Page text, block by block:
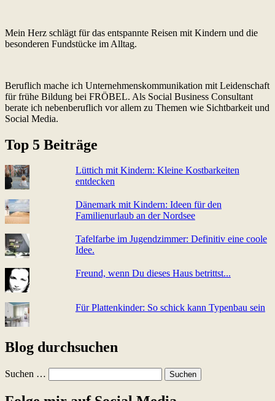
Mein Herz schlägt für das entspannte Reisen mit Kindern und die
besonderen Fundstücke im Alltag.
Beruflich mache ich Unternehmenskommunikation mit Leidenschaft
für frühe Bildung bei FRÖBEL. Als Social Business Consultant
berate ich nebenberuflich vor allem zu Themen wie Sichtbarkeit und
Social Media.
Top 5 Beiträge
Lüttich mit Kindern: Kleine Kostbarkeiten
entdecken
Dänemark mit Kindern: Ideen für den
Familienurlaub an der Nordsee
Tafelfarbe im Jugendzimmer: Definitiv eine coole
Idee.
Freund, wenn Du dieses Haus betrittst...
Für Plattenkinder: So schick kann Typenbau sein
Blog durchsuchen
Suchen …